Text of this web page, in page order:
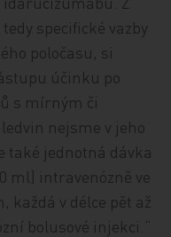
specifické vazby
poločasu, si
účinku po
s mírným či
nejsme v jeho
také jednotná dávka
ml) intravenózně ve
každá v délce pět až
bolusové injekci.“